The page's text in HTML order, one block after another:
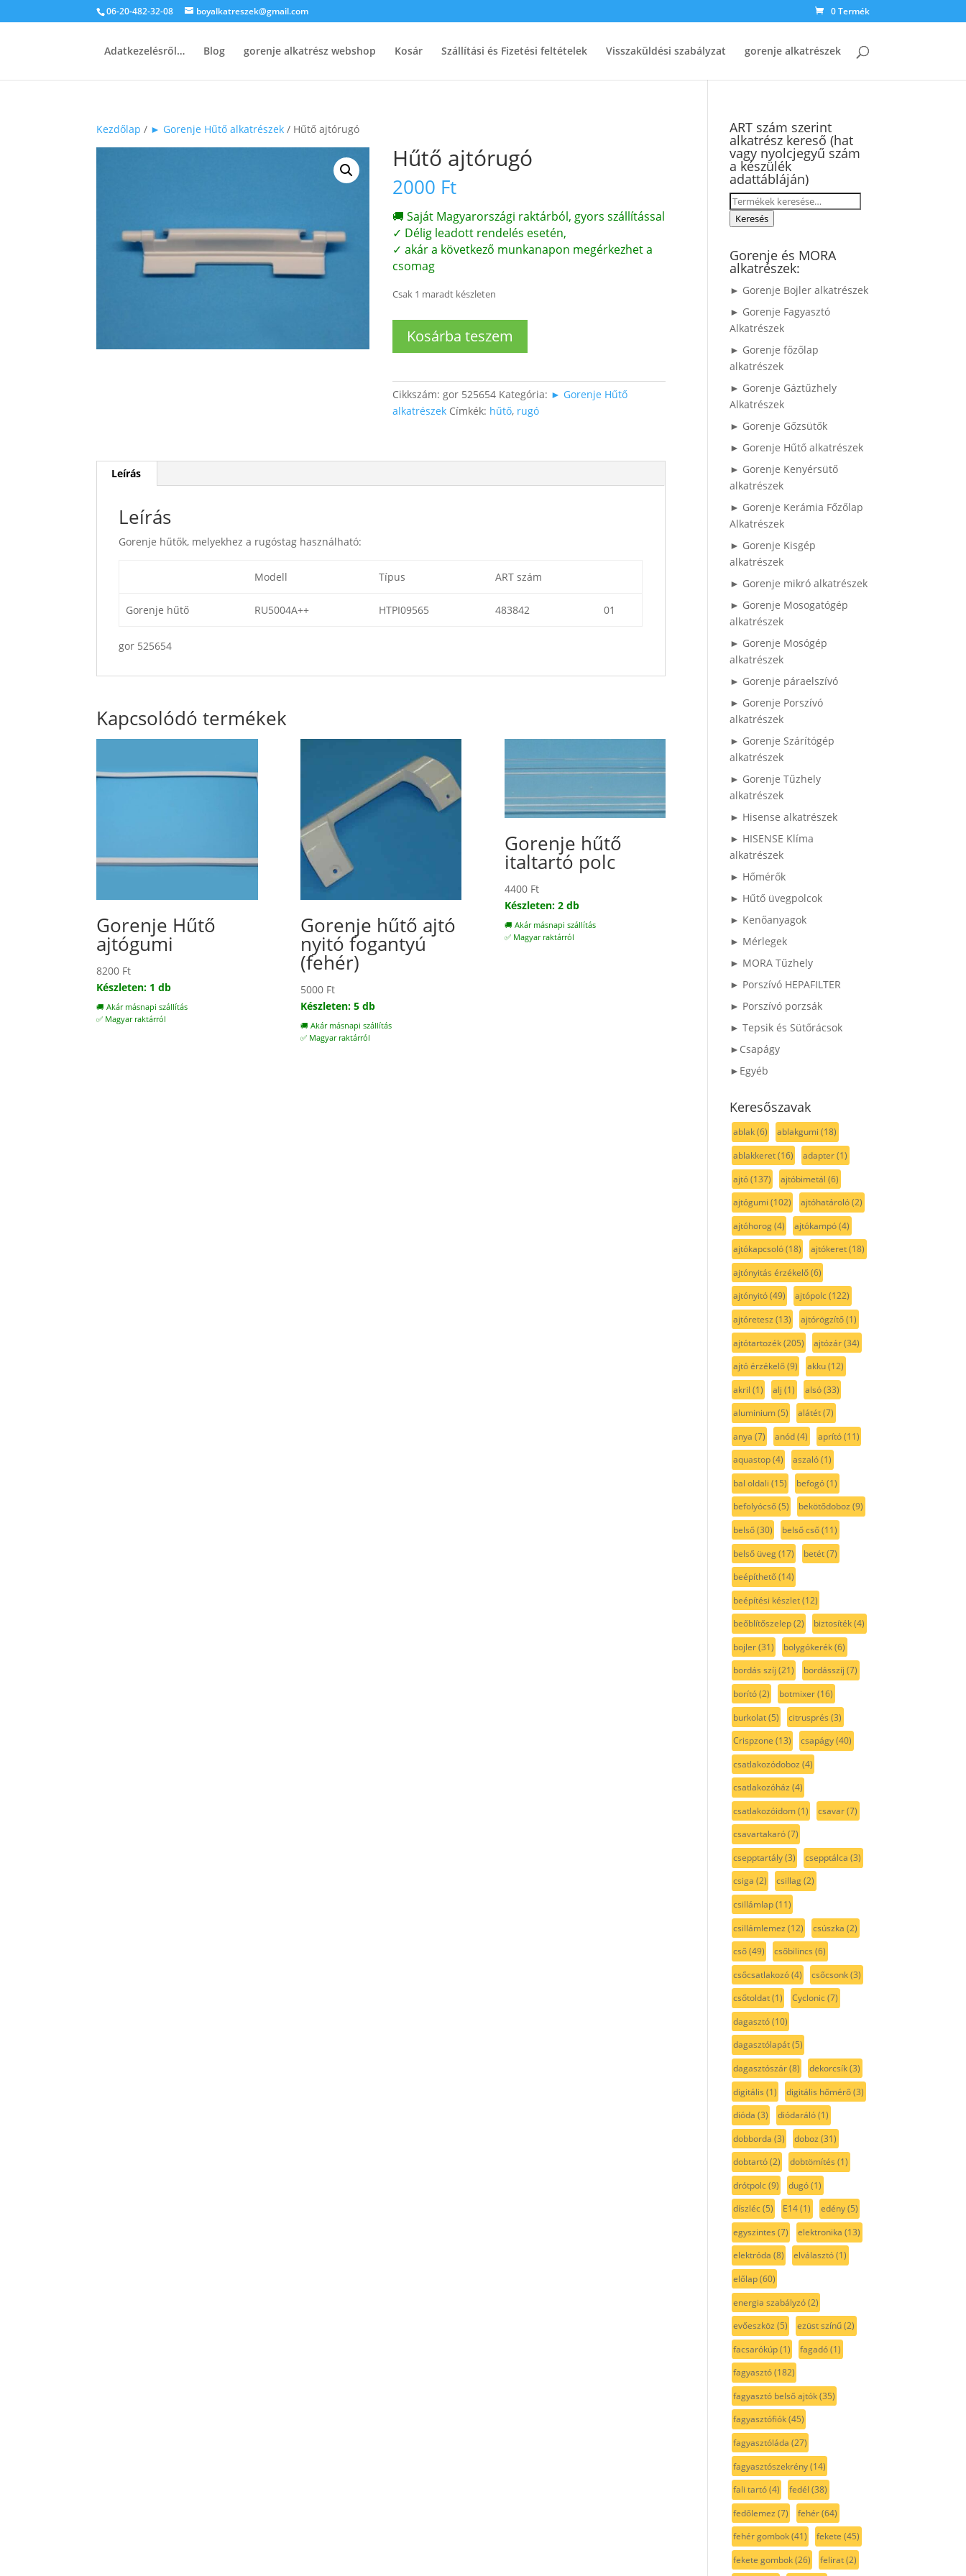
06-20-482-32-08 boyalkatreszek@gmail.com 0 Termék
Adatkezelésről… Blog gorenje alkatrész webshop Kosár Szállítási és Fizetési feltételek Visszaküldési szabályzat gorenje alkatrészek
Kezdőlap / ► Gorenje Hűtő alkatrészek / Hűtő ajtórugó
Hűtő ajtórugó
2000 Ft
🚚 Saját Magyarországi raktárból, gyors szállítással
✓ Délig leadott rendelés esetén,
✓ akár a következő munkanapon megérkezhet a
csomag
Csak 1 maradt készleten
ajtórugó
Kosárba teszem
Cikkszám:gor 525654 Kategória: ► Gorenje Hűtő
alkatrészek Címkék: hűtő, rugó
Leírás
Leírás
Gorenje hűtők, melyekhez a rugóstag használható:
Modell Típus ART szám
Gorenje hűtő RU5004A++ HTPI09565 483842 01
gor 525654
Kapcsolódó termékek
Gorenje Hűtő
ajtógumi
8200 Ft
Készleten: 1 db
🚚 Akár másnapi szállítás
✅ Magyar raktárról
Gorenje hűtő ajtó
nyitó fogantyú
(fehér)
5000 Ft
Készleten: 5 db
🚚 Akár másnapi szállítás
✅ Magyar raktárról
Gorenje hűtő
italtartó polc
4400 Ft
Készleten: 2 db
🚚 Akár másnapi szállítás
✅ Magyar raktárról
ART szám szerint
alkatrész kereső (hat
vagy nyolcjegyű szám
a készülék
adattábláján)
Keresés
a Keresés
Gorenje és MORA
alkatrészek:
► Gorenje Bojler alkatrészek
► Gorenje Fagyasztó
Alkatrészek
► Gorenje főzőlap
alkatrészek
► Gorenje Gáztűzhely
Alkatrészek
► Gorenje Gőzsütők
► Gorenje Hűtő alkatrészek
► Gorenje Kenyérsütő
alkatrészek
► Gorenje Kerámia Főzőlap
Alkatrészek
► Gorenje Kisgép
alkatrészek
► Gorenje mikró alkatrészek
► Gorenje Mosogatógép
alkatrészek
► Gorenje Mosógép
alkatrészek
► Gorenje páraelszívó
► Gorenje Porszívó
alkatrészek
► Gorenje Szárítógép
alkatrészek
► Gorenje Tűzhely
alkatrészek
► Hisense alkatrészek
► HISENSE Klíma
alkatrészek
► Hőmérők
► Hűtő üvegpolcok
► Kenőanyagok
► Mérlegek
► MORA Tűzhely
► Porszívó HEPAFILTER
► Porszívó porzsák
► Tepsik és Sütőrácsok
►Csapágy
►Egyéb
Keresőszavak
ablak(6) ablakgumi (18)
ablakkeret(16) adapter(1)
ajtó(137) ajtóbimetál (6)
ajtógumi (102) ajtóhatároló(2)
ajtóhorog(4) ajtókampó(4)
ajtókapcsoló(18) ajtókeret(18)
ajtónyitás érzékelő(6)
ajtónyitó(49) ajtópolc(122)
ajtóretesz (13) ajtórögzítő(1)
ajtótartozék(205) ajtózár(34)
ajtó érzékelő(9) akku(12)
akril (1) alj (1) alsó(33)
aluminium(5) alátét(7)
anya (7) anód(4) aprító(11)
aquastop(4) aszaló(1)
bal oldali (15) befogó(1)
befolyócső(5) bekötődoboz (9)
belső(30) belső cső(11)
belső üveg(17) betét(7)
beépíthető(14)
beépítési készlet(12)
beőblítőszelep(2) biztosíték(4)
bojler(31) bolygókerék(6)
bordás szíj (21) bordásszíj (7)
borító(2) botmixer(16)
burkolat(5) citrusprés (3)
Crispzone (13) csapágy(40)
csatlakozódoboz (4)
csatlakozóház (4)
csatlakozóidom(1) csavar(7)
csavartakaró(7)
csepptartály(3) csepptálca (3)
csiga (2) csillag(2)
csillámlap(11)
csillámlemez (12) csúszka (2)
cső(49) csőbilincs (6)
csőcsatlakozó(4) csőcsonk(3)
csőtoldat(1) Cyclonic(7)
dagasztó(10)
dagasztólapát(5)
dagasztószár(8) dekorcsík(3)
digitális (1) digitális hőmérő(3)
dióda (3) diódaráló(1)
dobborda (3) doboz (31)
dobtartó(2) dobtömítés (1)
drótpolc(9) dugó(1)
díszléc(5) E14(1) edény(5)
egyszintes (7) elektronika (13)
elektróda (8) elválasztó(1)
előlap(60)
energia szabályzó(2)
evőeszköz (5) ezüst színű(2)
facsarókúp(1) fagadó(1)
fagyasztó(182)
fagyasztó belső ajtók(35)
fagyasztófiók(45)
fagyasztóláda (27)
fagyasztószekrény(14)
fali tartó(4) fedél (38)
fedőlemez (7) fehér(64)
fehér gombok(41) fekete (45)
fekete gombok(26) felirat(2)